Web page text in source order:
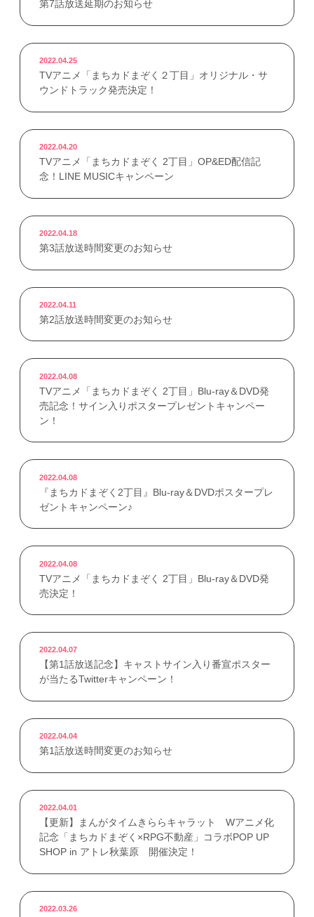
第7話放送延期のお知らせ
2022.04.25
TVアニメ「まちカドまぞく２丁目」オリジナル・サ
ウンドトラック発売決定！
2022.04.20
TVアニメ「まちカドまぞく 2丁目」OP&ED配信記
念！LINE MUSICキャンペーン
2022.04.18
第3話放送時間変更のお知らせ
2022.04.11
第2話放送時間変更のお知らせ
2022.04.08
TVアニメ「まちカドまぞく 2丁目」Blu-ray＆DVD発
売記念！サイン入りポスタープレゼントキャンペー
ン！
2022.04.08
『まちカドまぞく2丁目』Blu-ray＆DVDポスタープレ
ゼントキャンペーン♪
2022.04.08
TVアニメ「まちカドまぞく 2丁目」Blu-ray＆DVD発
売決定！
2022.04.07
【第1話放送記念】キャストサイン入り番宣ポスター
が当たるTwitterキャンペーン！
2022.04.04
第1話放送時間変更のお知らせ
2022.04.01
【更新】まんがタイムきららキャラット Wアニメ化
記念「まちカドまぞく×RPG不動産」コラボPOP UP
SHOP in アトレ秋葉原 開催決定！
2022.03.26